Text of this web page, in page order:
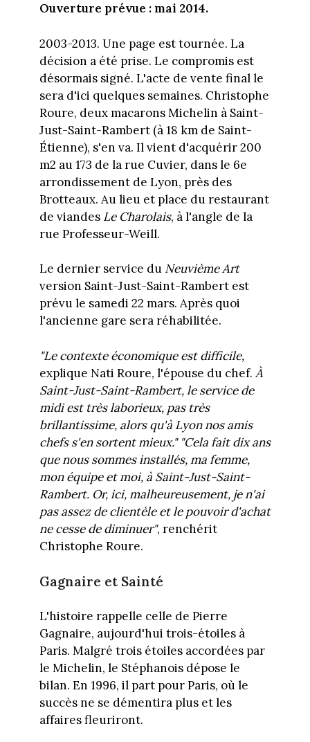
Ouverture prévue : mai 2014.
2003-2013. Une page est tournée. La
décision a été prise. Le compromis est
désormais signé. L'acte de vente final le
sera d'ici quelques semaines. Christophe
Roure, deux macarons Michelin à Saint-
Just-Saint-Rambert (à 18 km de Saint-
Étienne), s'en va. Il vient d'acquérir 200
m2 au 173 de la rue Cuvier, dans le 6e
arrondissement de Lyon, près des
Brotteaux. Au lieu et place du restaurant
de viandes Le Charolais, à l'angle de la
rue Professeur-Weill.
Le dernier service du Neuvième Art
version Saint-Just-Saint-Rambert est
prévu le samedi 22 mars. Après quoi
l'ancienne gare sera réhabilitée.
"Le contexte économique est difficile,
explique Nati Roure, l'épouse du chef. À
Saint-Just-Saint-Rambert, le service de
midi est très laborieux, pas très
brillantissime, alors qu'à Lyon nos amis
chefs s'en sortent mieux." "Cela fait dix ans
que nous sommes installés, ma femme,
mon équipe et moi, à Saint-Just-Saint-
Rambert. Or, ici, malheureusement, je n'ai
pas assez de clientèle et le pouvoir d'achat
ne cesse de diminuer", renchérit
Christophe Roure.
Gagnaire et Sainté
L'histoire rappelle celle de Pierre
Gagnaire, aujourd'hui trois-étoiles à
Paris. Malgré trois étoiles accordées par
le Michelin, le Stéphanois dépose le
bilan. En 1996, il part pour Paris, où le
succès ne se démentira plus et les
affaires fleuriront.